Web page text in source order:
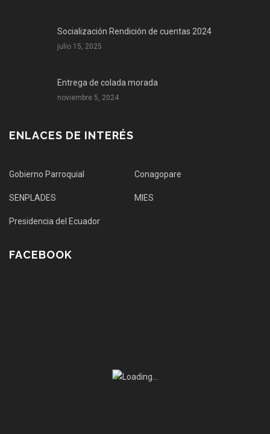
Socialización Rendición de cuentas 2024
julio 15, 2025
Entrega de colada morada
noviembre 5, 2024
ENLACES DE INTERÉS
Gobierno Parroquial Conagopare
SENPLADES MIES
Presidencia del Ecuador
FACEBOOK